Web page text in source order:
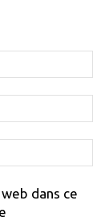
:
:
:
dans ce